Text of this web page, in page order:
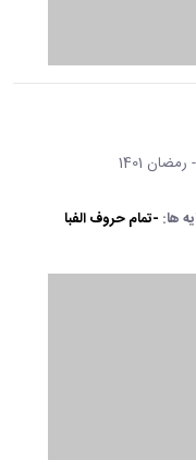
1401
ها: -تمام حروف الفبا